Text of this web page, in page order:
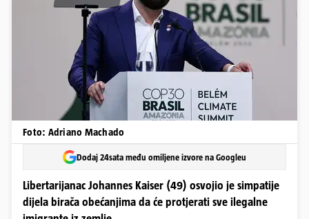
Foto: Adriano Machado
Dodaj 24sata među omiljene izvore na Googleu
Libertarijanac Johannes Kaiser (49) osvojio je simpatije
dijela birača obećanjima da će protjerati sve ilegalne